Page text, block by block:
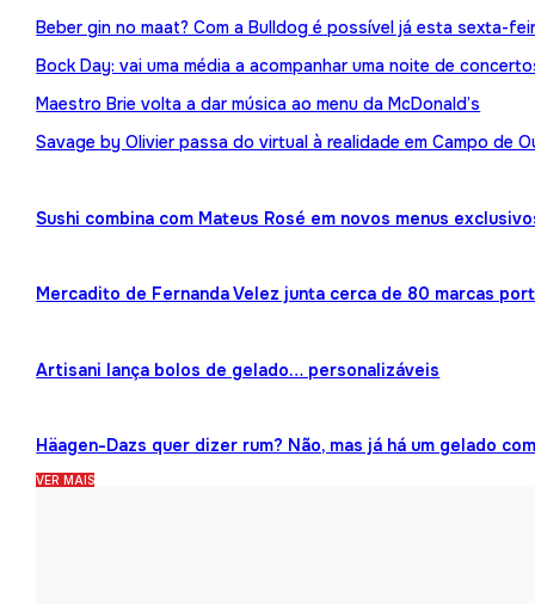
Beber gin no maat? Com a Bulldog é possível já esta sexta-
Bock Day: vai uma média a acompanhar uma noite de
Maestro Brie volta a dar música ao menu da McDonald’s
Savage by Olivier passa do virtual à realidade em Campo de
Sushi combina com Mateus Rosé em novos menus
Mercadito de Fernanda Velez junta cerca de 80 marcas
Artisani lança bolos de gelado… personalizáveis
Häagen-Dazs quer dizer rum? Não, mas já há um gelado
VER MAIS